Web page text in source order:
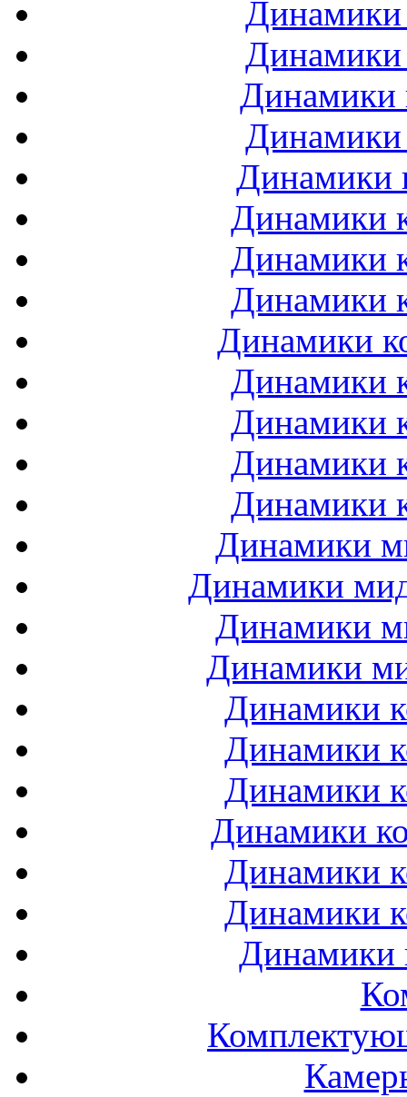
Динамики
Динамики
Динамики
Динамики
Динамики
Динамики
Динамики
Динамики
Динамики
Динамики
Динамики
Динамики
Динамики
Динамики
Динамики
Динамики
Динамики
Динамики
Динамики
Динамики
Динамики
Динамики
Динамики
Динамики